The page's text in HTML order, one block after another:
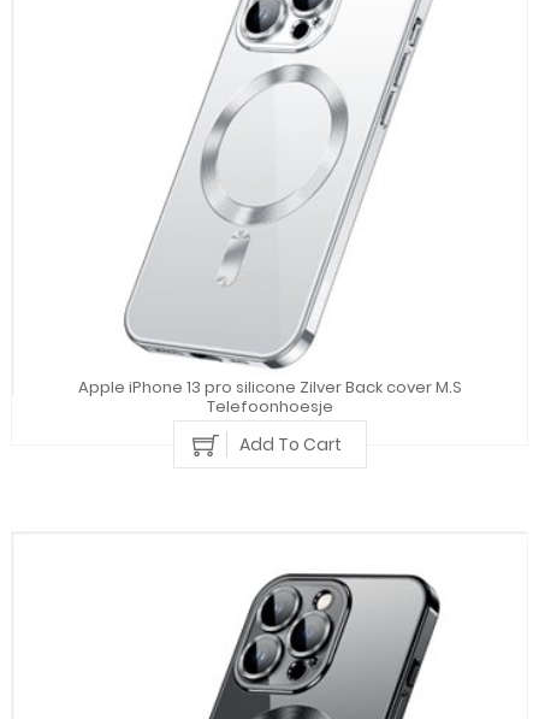
Apple iPhone 13 pro silicone Zilver Back cover M.S
Telefoonhoesje
Add To Cart